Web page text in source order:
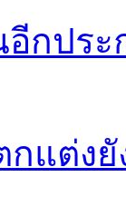
อีกปร
กแต่ง